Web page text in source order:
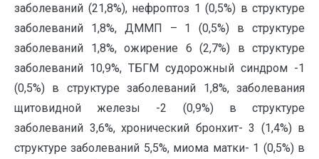
заболеваний (21,8%), нефроптоз 1 (0,5%) в структуре
заболеваний 1,8%, ДММП – 1 (0,5%) в структуре
заболеваний 1,8%, ожирение 6 (2,7%) в структуре
заболеваний 10,9%, ТБГМ судорожный синдром -1
(0,5%) в структуре заболеваний 1,8%, заболевания
щитовидной железы -2 (0,9%) в структуре
заболеваний 3,6%, хронический бронхит- 3 (1,4%) в
структуре заболеваний 5,5%, миома матки- 1 (0,5%) в